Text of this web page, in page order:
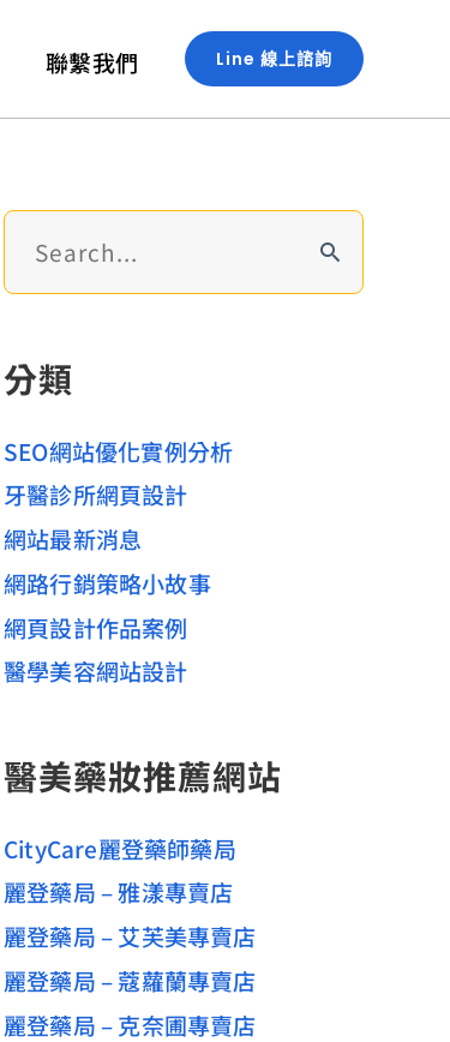
聯繫我們 Line 線上諮詢
尋
字
:
分類
SEO網站優化實例分析
牙醫診所網頁設計
網站最新消息
網路行銷策略小故事
網頁設計作品案例
醫學美容網站設計
醫美藥妝推薦網站
CityCare麗登藥師藥局
麗登藥局 – 雅漾專賣店
麗登藥局 – 艾芙美專賣店
麗登藥局 – 蔻蘿蘭專賣店
麗登藥局 – 克奈圃專賣店